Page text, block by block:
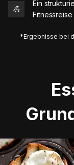
💪
Ein
Fitnessreise
*Ergebnisse bei